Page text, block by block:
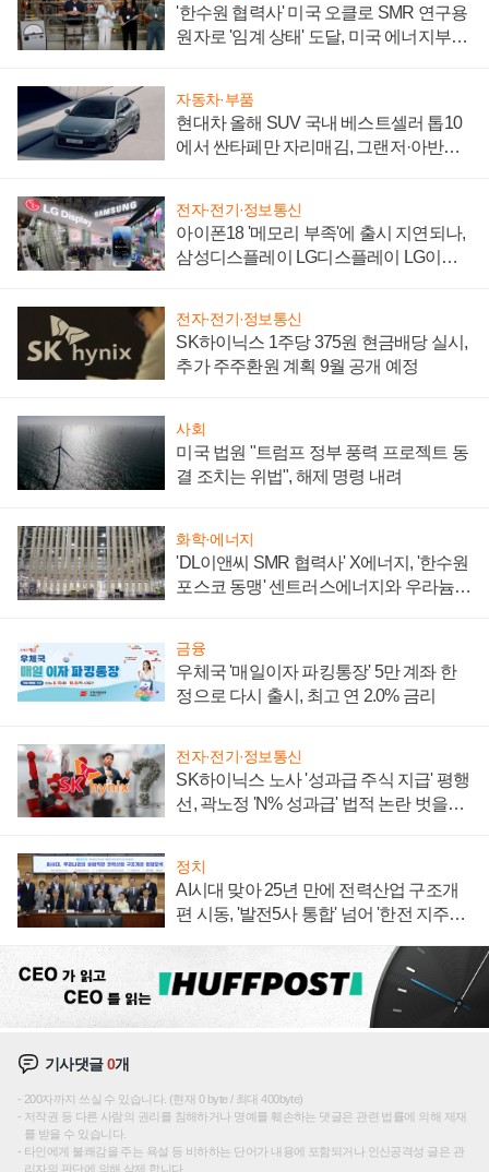
'한수원 협력사' 미국 오클로 SMR 연구용
원자로 '임계 상태' 도달, 미국 에너지부
자동차·부품
현대차 올해 SUV 국내 베스트셀러 톱10
에서 싼타페만 자리매김, 그랜저·아반떼
전자·전기·정보통신
아이폰18 '메모리 부족'에 출시 지연되나,
삼성디스플레이 LG디스플레이 LG이노
전자·전기·정보통신
SK하이닉스 1주당 375원 현금배당 실시,
추가 주주환원 계획 9월 공개 예정
사회
미국 법원 "트럼프 정부 풍력 프로젝트 동
결 조치는 위법", 해제 명령 내려
화학·에너지
'DL이앤씨 SMR 협력사' X에너지, '한수원
포스코 동맹' 센트러스에너지와 우라늄
금융
우체국 '매일이자 파킹통장' 5만 계좌 한
정으로 다시 출시, 최고 연 2.0% 금리
전자·전기·정보통신
SK하이닉스 노사 '성과급 주식 지급' 평행
선, 곽노정 'N% 성과급' 법적 논란 벗을지
정치
AI시대 맞아 25년 만에 전력산업 구조개
편 시동, '발전5사 통합' 넘어 '한전 지주사'
기사댓글0개
200자까지 쓰실 수 있습니다. (현재 0 byte / 최대 400byte)
저작권 등 다른 사람의 권리를 침해하거나 명예를 훼손하는 댓글은 관련 법률에 의해 제재
를 받을 수 있습니다.
타인에게 불쾌감을 주는 욕설 등 비하하는 단어가 내용에 포함되거나 인신공격성 글은 관
리자의 판단에 의해 삭제 합니다.